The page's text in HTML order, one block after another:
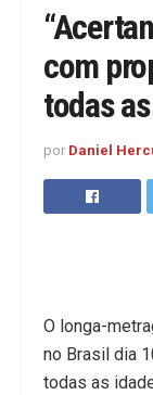
com
todas
por Daniel
O longa-
no Brasil dia
todas as